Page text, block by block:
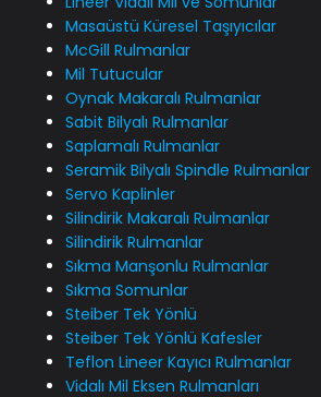
Masaüstü Küresel Taşıyıcılar
McGill Rulmanlar
Mil Tutucular
Oynak Makaralı Rulmanlar
Sabit Bilyalı Rulmanlar
Saplamalı Rulmanlar
Seramik Bilyalı Spindle Rulmanlar
Servo Kaplinler
Silindirik Makaralı Rulmanlar
Silindirik Rulmanlar
Sıkma Manşonlu Rulmanlar
Sıkma Somunlar
Steiber Tek Yönlü
Steiber Tek Yönlü Kafesler
Teflon Lineer Kayıcı Rulmanlar
Vidalı Mil Eksen Rulmanları